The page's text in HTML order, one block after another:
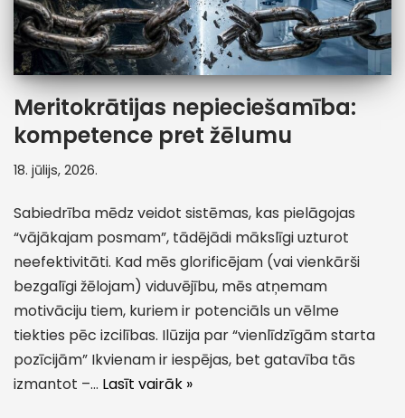
Meritokrātijas nepieciešamība:
kompetence pret žēlumu
18. jūlijs, 2026.
Sabiedrība mēdz veidot sistēmas, kas pielāgojas
“vājākajam posmam”, tādējādi mākslīgi uzturot
neefektivitāti. Kad mēs glorificējam (vai vienkārši
bezgalīgi žēlojam) viduvējību, mēs atņemam
motivāciju tiem, kuriem ir potenciāls un vēlme
tiekties pēc izcilības. Ilūzija par “vienlīdzīgām starta
pozīcijām” Ikvienam ir iespējas, bet gatavība tās
izmantot –… Lasīt vairāk »